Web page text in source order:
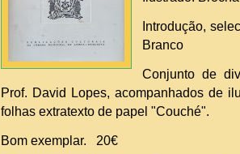
Introdução,
Branco
Conjunto de
Prof. David Lopes, acompanhados de
folhas extratexto de papel "Couché".
Bom exemplar. 20€